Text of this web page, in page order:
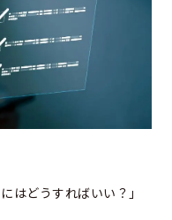
はどうすればいい？」